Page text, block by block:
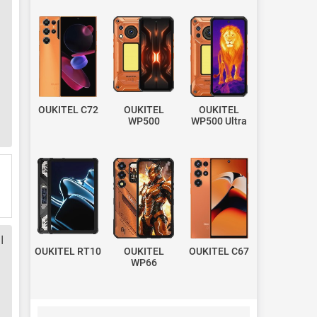
OUKITEL
WP500 Ultra
OUKITEL
WP500
OUKITEL C72
OUKITEL C67
OUKITEL
WP66
OUKITEL RT10